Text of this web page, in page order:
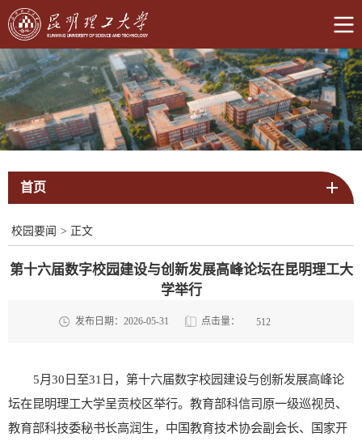
首页
校园要闻 > 正文
第十六届数字校园建设与创新发展高峰论坛在昆明理工大
学举行
发布日期：2026-05-31 点击量： 512
5月30日至31日，第十六届数字校园建设与创新发展高峰论
坛在昆明理工大学呈贡校区举行。教育部科信司原一级巡视员、
教育部科技委秘书长高润生，中国教育技术协会副会长、国家开